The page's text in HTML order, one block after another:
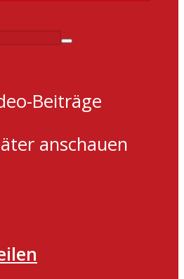
Beiträge
anschauen